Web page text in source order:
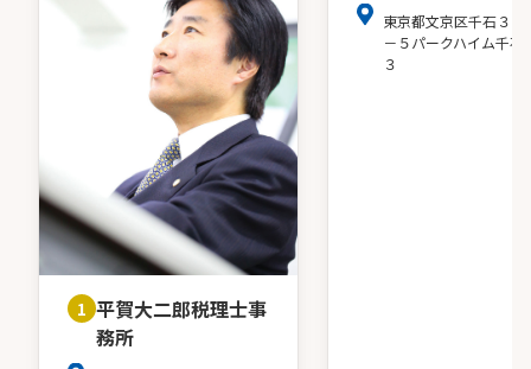
1 平賀大二郎税理士事
務所
東京都文京区千石３－
－５パークハイム千石
３